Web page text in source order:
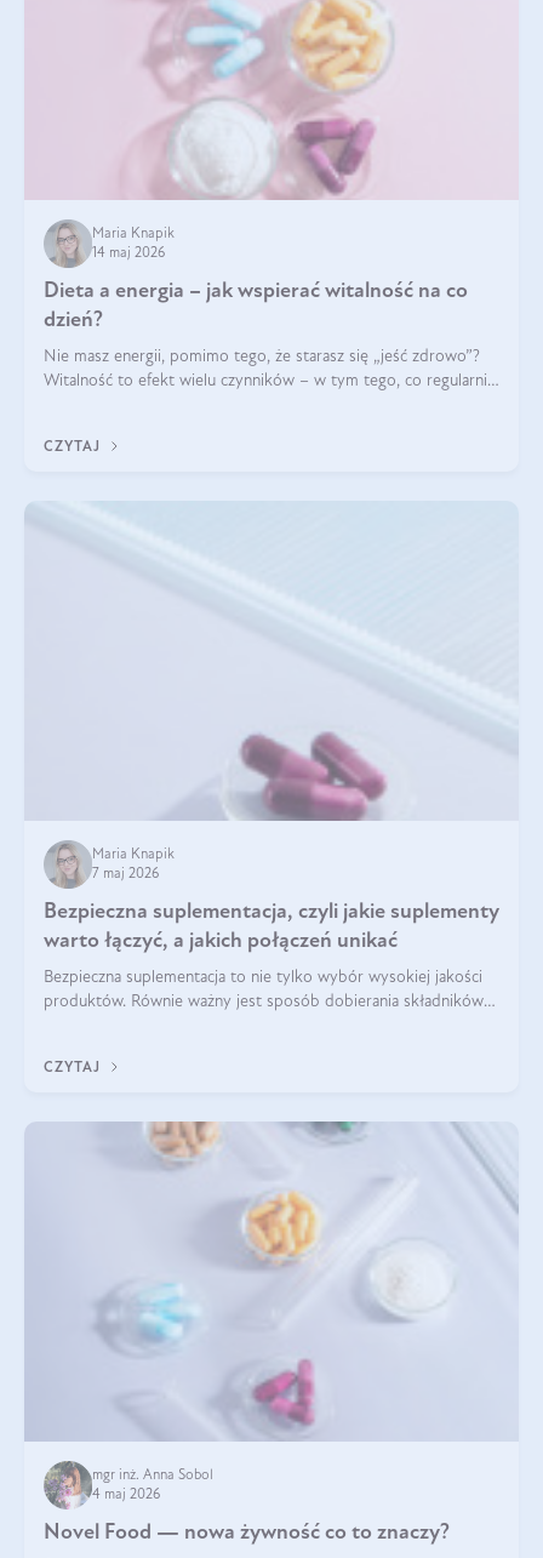
Maria Knapik
14 maj 2026
Dieta a energia – jak wspierać witalność na co
dzień?
Nie masz energii, pomimo tego, że starasz się „jeść zdrowo”?
Witalność to efekt wielu czynników – w tym tego, co regularnie
CZYTAJ
Maria Knapik
7 maj 2026
Bezpieczna suplementacja, czyli jakie suplementy
warto łączyć, a jakich połączeń unikać
Bezpieczna suplementacja to nie tylko wybór wysokiej jakości
produktów. Równie ważny jest sposób dobierania składników
CZYTAJ
mgr inż. Anna Sobol
4 maj 2026
Novel Food — nowa żywność co to znaczy?